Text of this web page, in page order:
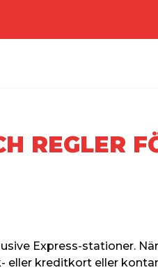
REGLER
Express-stationer.
kreditkort eller